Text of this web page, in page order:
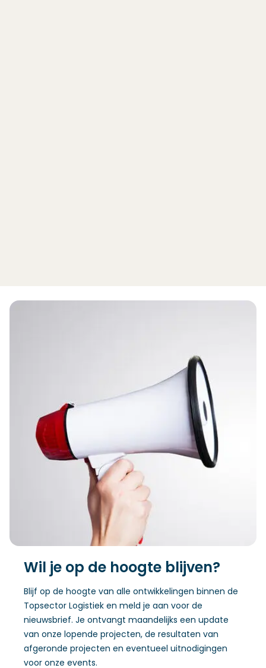
Wil je op de hoogte blijven?
Blijf op de hoogte van alle ontwikkelingen binnen de
Topsector Logistiek en meld je aan voor de
nieuwsbrief. Je ontvangt maandelijks een update
van onze lopende projecten, de resultaten van
afgeronde projecten en eventueel uitnodigingen
voor onze events.